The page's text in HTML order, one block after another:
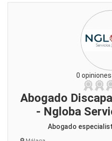
0
Abogado
- Ngloba
Abogado